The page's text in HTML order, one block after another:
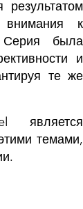
внимания к
Серия была
и
те же
является
темами,